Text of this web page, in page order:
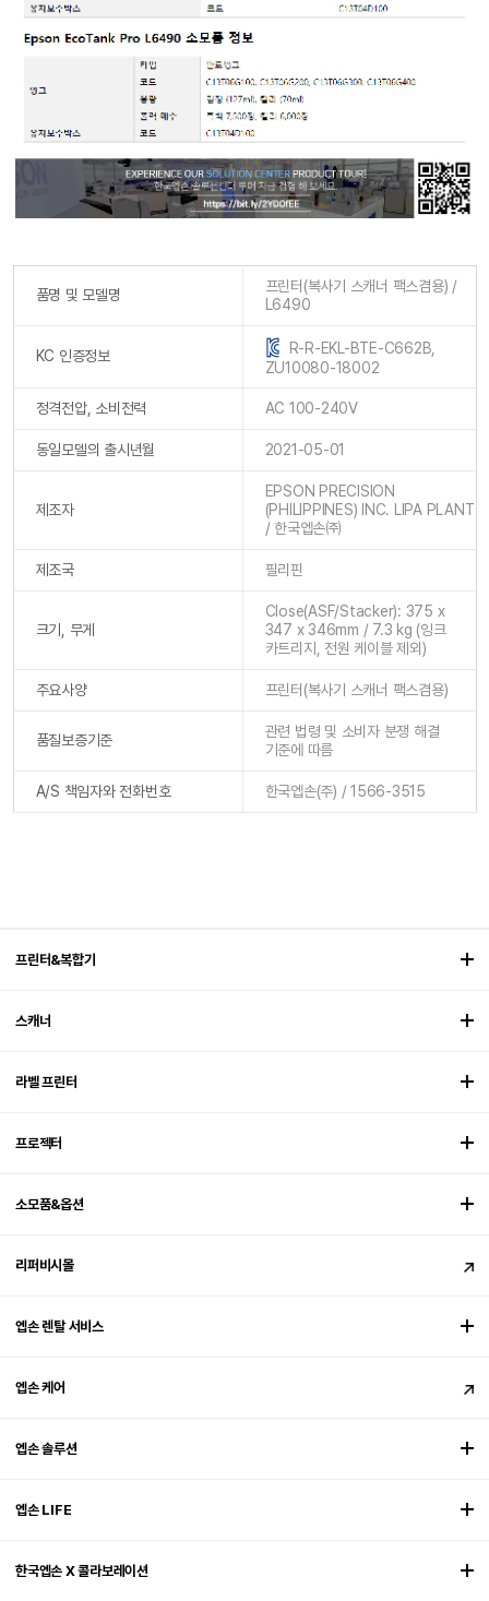
품명 및 모델명
프린터(복사기 스캐너 팩스겸용) /
L6490
KC 인증정보
R-R-EKL-BTE-C662B,
ZU10080-18002
정격전압, 소비전력 AC 100-240V
동일모델의 출시년월 2021-05-01
제조자
EPSON PRECISION
(PHILIPPINES) INC. LIPA PLANT
/ 한국엡손㈜
제조국 필리핀
크기, 무게
Close(ASF/Stacker): 375 x
347 x 346mm / 7.3 kg (잉크
카트리지, 전원 케이블 제외)
주요사양 프린터(복사기 스캐너 팩스겸용)
품질보증기준
관련 법령 및 소비자 분쟁 해결
기준에 따름
A/S 책임자와 전화번호 한국엡손(주) / 1566-3515
프린터&복합기
스캐너
라벨 프린터
프로젝터
소모품&옵션
리퍼비시몰
엡손 렌탈 서비스
엡손 케어
엡손 솔루션
엡손 LIFE
한국엡손 X 콜라보레이션